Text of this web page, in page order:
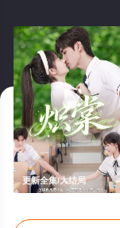
更新全集/大结局